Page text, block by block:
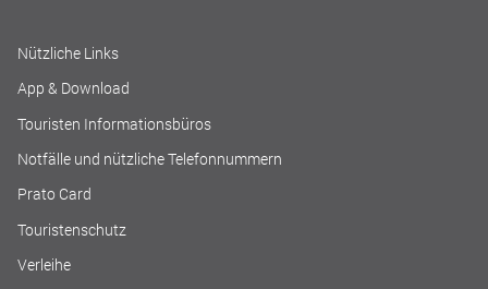
Nützliche Links
App & Download
Touristen Informationsbüros
Notfälle und nützliche Telefonnummern
Prato Card
Touristenschutz
Verleihe